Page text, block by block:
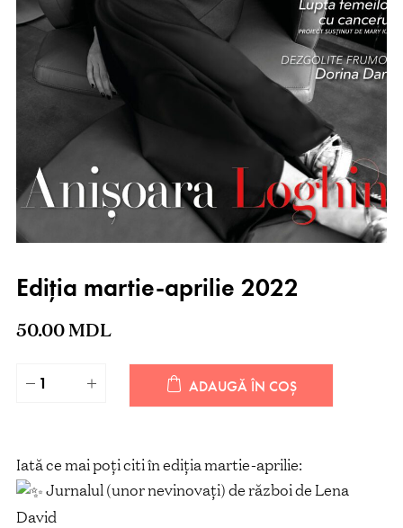
Ediția martie-aprilie 2022
50.00MDL
ADAUGĂ ÎN COȘ
Iată ce mai poți citi în ediția martie-aprilie:
Jurnalul (unor nevinovați) de război de Lena
David